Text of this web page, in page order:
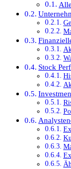
Stock